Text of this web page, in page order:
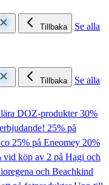
Tillbaka
Se alla
Tillbaka
Se alla
DOZ-produkter30%
25% på
25% på Eneomey 20%
vid köp av 2 på Hagi och
och Beachkind